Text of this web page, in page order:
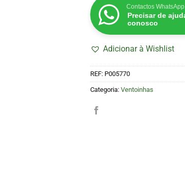
Contactos WhatsApp
Precisar de
conosco
Adicionar à Wishlist
REF: P005770
Categoria: Ventoinhas